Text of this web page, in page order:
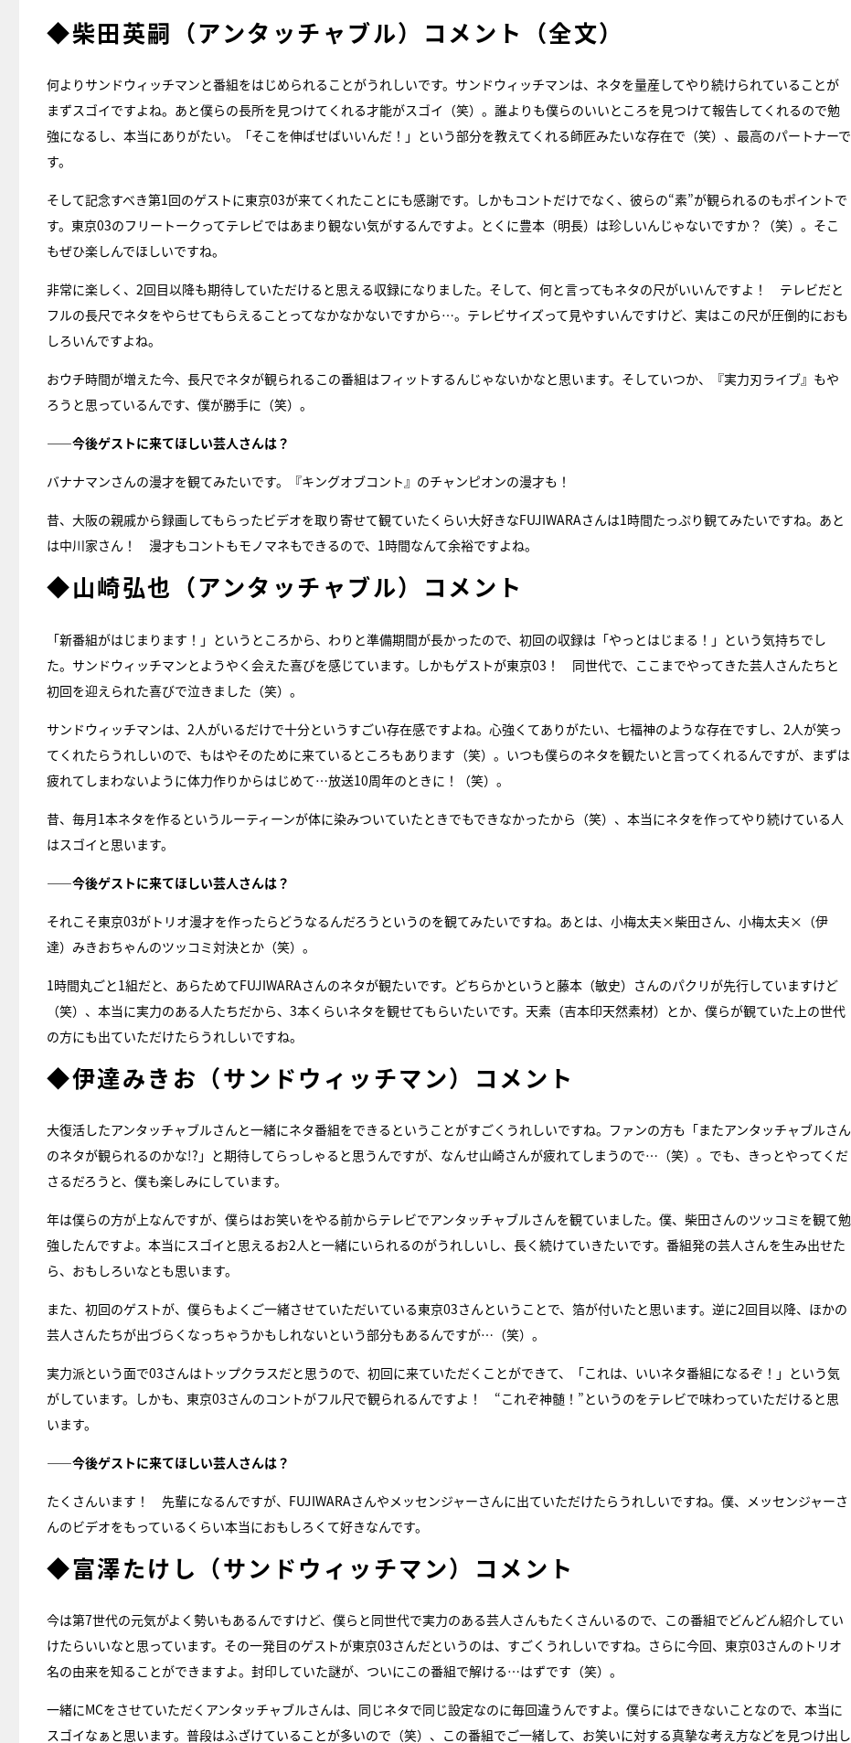
◆柴田英嗣（アンタッチャブル）コメント（全文）
何よりサンドウィッチマンと番組をはじめられることがうれしいです。サンドウィッチマンは、ネタを量産してやり続けられていることが
まずスゴイですよね。あと僕らの長所を見つけてくれる才能がスゴイ（笑）。誰よりも僕らのいいところを見つけて報告してくれるので勉
強になるし、本当にありがたい。「そこを伸ばせばいいんだ！」という部分を教えてくれる師匠みたいな存在で（笑）、最高のパートナーで
す。
そして記念すべき第1回のゲストに東京03が来てくれたことにも感謝です。しかもコントだけでなく、彼らの“素”が観られるのもポイントで
す。東京03のフリートークってテレビではあまり観ない気がするんですよ。とくに豊本（明長）は珍しいんじゃないですか？（笑）。そこ
もぜひ楽しんでほしいですね。
非常に楽しく、2回目以降も期待していただけると思える収録になりました。そして、何と言ってもネタの尺がいいんですよ！ テレビだと
フルの長尺でネタをやらせてもらえることってなかなかないですから…。テレビサイズって見やすいんですけど、実はこの尺が圧倒的におも
しろいんですよね。
おウチ時間が増えた今、長尺でネタが観られるこの番組はフィットするんじゃないかなと思います。そしていつか、『実力刃ライブ』もや
ろうと思っているんです、僕が勝手に（笑）。
――今後ゲストに来てほしい芸人さんは？
バナナマンさんの漫才を観てみたいです。『キングオブコント』のチャンピオンの漫才も！
昔、大阪の親戚から録画してもらったビデオを取り寄せて観ていたくらい大好きなFUJIWARAさんは1時間たっぷり観てみたいですね。あと
は中川家さん！ 漫才もコントもモノマネもできるので、1時間なんて余裕ですよね。
◆山崎弘也（アンタッチャブル）コメント
「新番組がはじまります！」というところから、わりと準備期間が長かったので、初回の収録は「やっとはじまる！」という気持ちでし
た。サンドウィッチマンとようやく会えた喜びを感じています。しかもゲストが東京03！ 同世代で、ここまでやってきた芸人さんたちと
初回を迎えられた喜びで泣きました（笑）。
サンドウィッチマンは、2人がいるだけで十分というすごい存在感ですよね。心強くてありがたい、七福神のような存在ですし、2人が笑っ
てくれたらうれしいので、もはやそのために来ているところもあります（笑）。いつも僕らのネタを観たいと言ってくれるんですが、まずは
疲れてしまわないように体力作りからはじめて…放送10周年のときに！（笑）。
昔、毎月1本ネタを作るというルーティーンが体に染みついていたときでもできなかったから（笑）、本当にネタを作ってやり続けている人
はスゴイと思います。
――今後ゲストに来てほしい芸人さんは？
それこそ東京03がトリオ漫才を作ったらどうなるんだろうというのを観てみたいですね。あとは、小梅太夫×柴田さん、小梅太夫×（伊
達）みきおちゃんのツッコミ対決とか（笑）。
1時間丸ごと1組だと、あらためてFUJIWARAさんのネタが観たいです。どちらかというと藤本（敏史）さんのパクリが先行していますけど
（笑）、本当に実力のある人たちだから、3本くらいネタを観せてもらいたいです。天素（吉本印天然素材）とか、僕らが観ていた上の世代
の方にも出ていただけたらうれしいですね。
◆伊達みきお（サンドウィッチマン）コメント
大復活したアンタッチャブルさんと一緒にネタ番組をできるということがすごくうれしいですね。ファンの方も「またアンタッチャブルさん
のネタが観られるのかな!?」と期待してらっしゃると思うんですが、なんせ山崎さんが疲れてしまうので…（笑）。でも、きっとやってくだ
さるだろうと、僕も楽しみにしています。
年は僕らの方が上なんですが、僕らはお笑いをやる前からテレビでアンタッチャブルさんを観ていました。僕、柴田さんのツッコミを観て勉
強したんですよ。本当にスゴイと思えるお2人と一緒にいられるのがうれしいし、長く続けていきたいです。番組発の芸人さんを生み出せた
ら、おもしろいなとも思います。
また、初回のゲストが、僕らもよくご一緒させていただいている東京03さんということで、箔が付いたと思います。逆に2回目以降、ほかの
芸人さんたちが出づらくなっちゃうかもしれないという部分もあるんですが…（笑）。
実力派という面で03さんはトップクラスだと思うので、初回に来ていただくことができて、「これは、いいネタ番組になるぞ！」という気
がしています。しかも、東京03さんのコントがフル尺で観られるんですよ！ “これぞ神髄！”というのをテレビで味わっていただけると思
います。
――今後ゲストに来てほしい芸人さんは？
たくさんいます！ 先輩になるんですが、FUJIWARAさんやメッセンジャーさんに出ていただけたらうれしいですね。僕、メッセンジャーさ
んのビデオをもっているくらい本当におもしろくて好きなんです。
◆富澤たけし（サンドウィッチマン）コメント
今は第7世代の元気がよく勢いもあるんですけど、僕らと同世代で実力のある芸人さんもたくさんいるので、この番組でどんどん紹介してい
けたらいいなと思っています。その一発目のゲストが東京03さんだというのは、すごくうれしいですね。さらに今回、東京03さんのトリオ
名の由来を知ることができますよ。封印していた謎が、ついにこの番組で解ける…はずです（笑）。
一緒にMCをさせていただくアンタッチャブルさんは、同じネタで同じ設定なのに毎回違うんですよ。僕らにはできないことなので、本当に
スゴイなぁと思います。普段はふざけていることが多いので（笑）、この番組でご一緒して、お笑いに対する真摯な考え方などを見つけ出し